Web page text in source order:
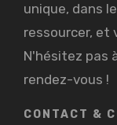
unique, dans
ressourcer, et
N'hésitez pas
rendez-vous !
CONTACT &